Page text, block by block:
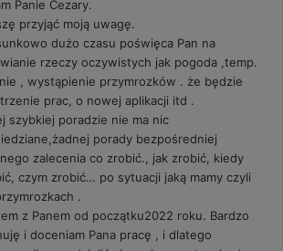
:
Panie Cezary.
przyjąć moją uwagę.
dużo czasu poświęca Pan na
rzeczy oczywistych jak pogoda ,temp.
, wystąpienie przymrozków . że będzie
prac, o nowej aplikacji itd .
szybkiej poradzie nie ma nic
porady bezpośredniej
zalecenia co zrobić., jak zrobić, kiedy
czym zrobić… po sytuacji jaką mamy czyli
.
z Panem od początku2022 roku. Bardzo
i doceniam Pana pracę , i dlatego